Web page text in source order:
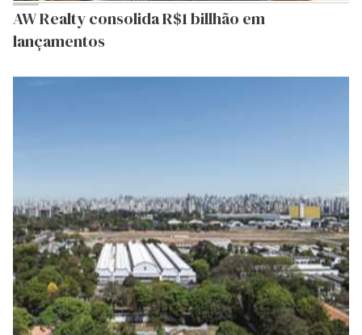
AW Realty consolida R$1 billhão em
lançamentos